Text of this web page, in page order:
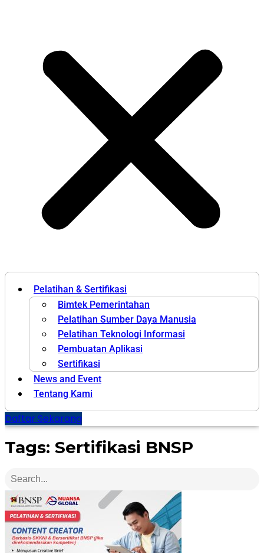
Pelatihan & Sertifikasi
Bimtek Pemerintahan
Pelatihan Sumber Daya Manusia
Pelatihan Teknologi Informasi
Pembuatan Aplikasi
Sertifikasi
News and Event
Tentang Kami
Daftar Sekarang
Tags: Sertifikasi BNSP